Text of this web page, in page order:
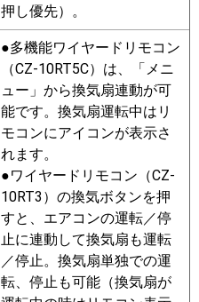
押し優先）。
●多機能ワイヤードリモコン
（CZ-10RT5C）は、「メニ
ュー」から換気扇連動が可
能です。換気扇運転中はリ
モコンにアイコンが表示さ
れます。
●ワイヤードリモコン（CZ-
10RT3）の換気ボタンを押
すと、エアコンの運転／停
止に連動して換気扇も運転
／停止。換気扇単独での運
転、停止も可能（換気扇が